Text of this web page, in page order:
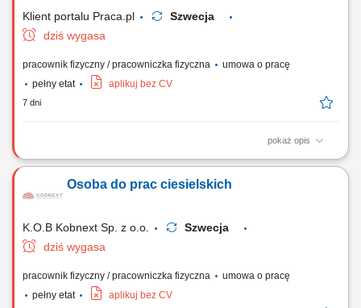
Klient portalu Praca.pl
Szwecja
dziś wygasa
pracownik fizyczny / pracowniczka fizyczna
umowa o pracę
pełny etat
aplikuj bez CV
7 dni
pokaż opis
Układanie elementów ze stali zbrojeniowej w formach i deskowaniach
ciesielskich, w tym przy montażu i demontażu struktur drewnianych oraz
szalunków. Prowadzenie robót betoniarskich przy wznoszeniu obiektów
Osoba do prac ciesielskich
K.O.B Kobnext Sp. z o.o.
Szwecja
dziś wygasa
pracownik fizyczny / pracowniczka fizyczna
umowa o pracę
pełny etat
aplikuj bez CV